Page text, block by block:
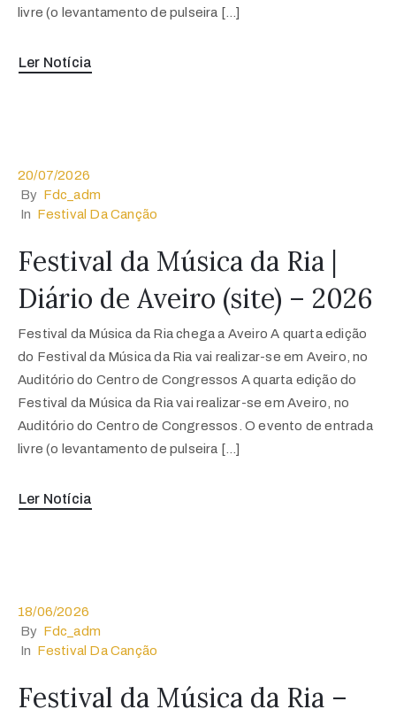
livre (o levantamento de pulseira […]
Ler Notícia
20/07/2026
By Fdc_adm
In Festival Da Canção
Festival da Música da Ria |
Diário de Aveiro (site) – 2026
Festival da Música da Ria chega a Aveiro A quarta edição
do Festival da Música da Ria vai realizar-se em Aveiro, no
Auditório do Centro de Congressos A quarta edição do
Festival da Música da Ria vai realizar-se em Aveiro, no
Auditório do Centro de Congressos. O evento de entrada
livre (o levantamento de pulseira […]
Ler Notícia
18/06/2026
By Fdc_adm
In Festival Da Canção
Festival da Música da Ria –